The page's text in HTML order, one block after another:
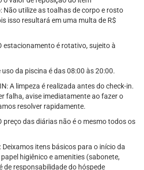
utilize as toalhas de corpo e rosto
isso resultará em uma multa de R$
estacionamento é rotativo, sujeito à
uso da piscina é das 08:00 às 20:00.
A limpeza é realizada antes do check-in.
falha, avise imediatamente ao fazer o
resolver rapidamente.
preço das diárias não é o mesmo todos os
Deixamos itens básicos para o início da
higiênico e amenities (sabonete,
de responsabilidade do hóspede